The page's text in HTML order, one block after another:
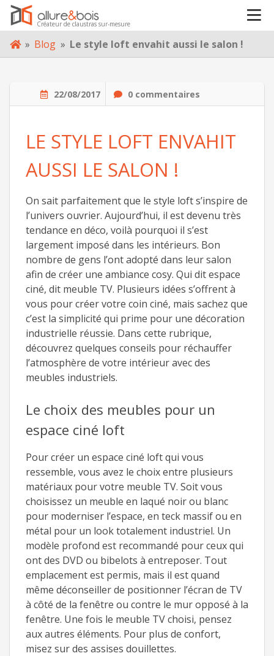
Skip
Créateur de claustras sur-mesure
» Blog » Le style loft envahit aussi le salon !
22/08/2017 0 commentaires
LE STYLE LOFT ENVAHIT
AUSSI LE SALON !
On sait parfaitement que le style loft s’inspire de
l’univers ouvrier. Aujourd’hui, il est devenu très
tendance en déco, voilà pourquoi il s’est
largement imposé dans les intérieurs. Bon
nombre de gens l’ont adopté dans leur salon
afin de créer une ambiance cosy. Qui dit espace
ciné, dit meuble TV. Plusieurs idées s’offrent à
vous pour créer votre coin ciné, mais sachez que
c’est la simplicité qui prime pour une décoration
industrielle réussie. Dans cette rubrique,
découvrez quelques conseils pour réchauffer
l’atmosphère de votre intérieur avec des
meubles industriels.
Le choix des meubles pour un
espace ciné loft
Pour créer un espace ciné loft qui vous
ressemble, vous avez le choix entre plusieurs
matériaux pour votre meuble TV. Soit vous
choisissez un meuble en laqué noir ou blanc
pour moderniser l’espace, en teck massif ou en
métal pour un look totalement industriel. Un
modèle profond est recommandé pour ceux qui
ont des DVD ou bibelots à entreposer. Tout
emplacement est permis, mais il est quand
même déconseiller de positionner l’écran de TV
à côté de la fenêtre ou contre le mur opposé à la
fenêtre. Une fois le meuble TV choisi, pensez
aux autres éléments. Pour plus de confort,
misez sur des assises douillettes.
INSPIRATIONS
VOTRE PROJET
À PROPOS
BLOG
CONTACT